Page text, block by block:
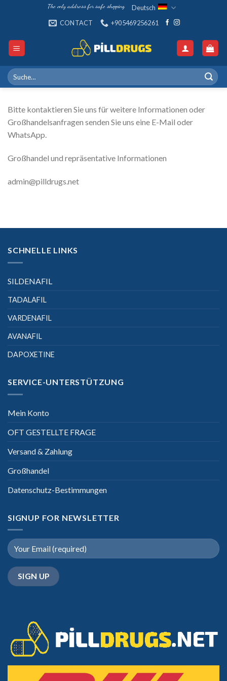
The only address for safe shopping
Deutsch
CONTACT
+905469256261
Suche
nach:
Bitte kontaktieren Sie uns für weitere Informationen oder
Großhandelsanfragen senden Sie uns eine E-Mail oder
WhatsApp.
Großhandel und repräsentative Informationen
admin@pilldrugs.net
SCHNELLE LINKS
SILDENAFIL
TADALAFIL
VARDENAFIL
AVANAFIL
DAPOXETINE
SERVICE-UNTERSTÜTZUNG
Mein Konto
OFT GESTELLTE FRAGE
Versand & Zahlung
Großhandel
Datenschutz-Bestimmungen
SIGNUP FOR NEWSLETTER